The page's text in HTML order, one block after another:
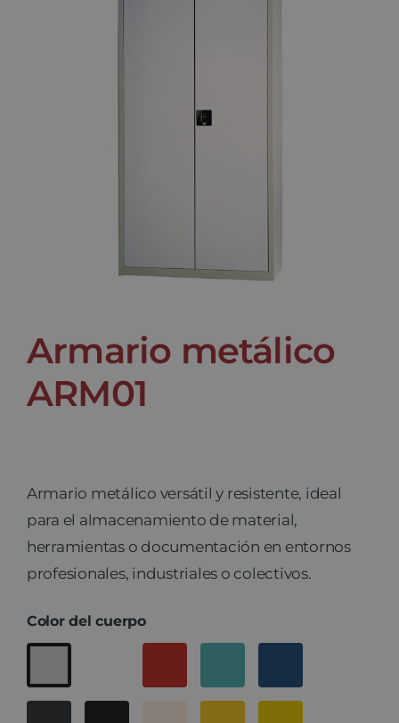
Armario metálico
ARM01
Armario metálico versátil y resistente, ideal
para el almacenamiento de material,
herramientas o documentación en entornos
profesionales, industriales o colectivos.
Color del cuerpo